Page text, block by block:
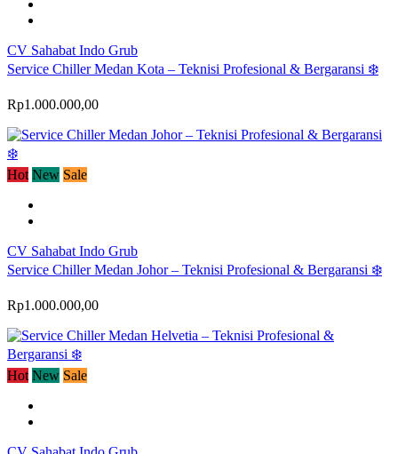
CV Sahabat Indo Grub
Service Chiller Medan Kota – Teknisi Profesional & Bergaransi ❄️
Rp1.000.000,00
Hot New Sale
CV Sahabat Indo Grub
Service Chiller Medan Johor – Teknisi Profesional & Bergaransi ❄️
Rp1.000.000,00
Hot New Sale